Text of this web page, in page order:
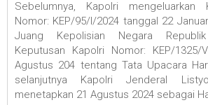
Sebelumnya, Kapolri mengeluarkan
Nomor: KEP/95/I/2024 tanggal 22
Juang Kepolisian Negara
Keputusan Kapolri Nomor: KEP/1325/
Agustus 204 tentang Tata Upacara
selanjutnya Kapolri Jenderal
menetapkan 21 Agustus 2024 sebagai